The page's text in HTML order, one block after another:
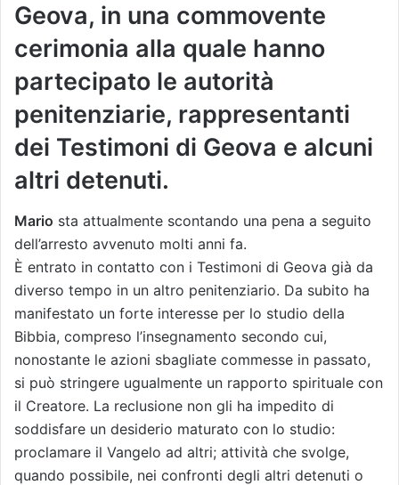
Geova, in una commovente
cerimonia alla quale hanno
partecipato le autorità
penitenziarie, rappresentanti
dei Testimoni di Geova e alcuni
altri detenuti.
Mario sta attualmente scontando una pena a seguito
dell’arresto avvenuto molti anni fa.
È entrato in contatto con i Testimoni di Geova già da
diverso tempo in un altro penitenziario. Da subito ha
manifestato un forte interesse per lo studio della
Bibbia, compreso l’insegnamento secondo cui,
nonostante le azioni sbagliate commesse in passato,
si può stringere ugualmente un rapporto spirituale con
il Creatore. La reclusione non gli ha impedito di
soddisfare un desiderio maturato con lo studio:
proclamare il Vangelo ad altri; attività che svolge,
quando possibile, nei confronti degli altri detenuti o